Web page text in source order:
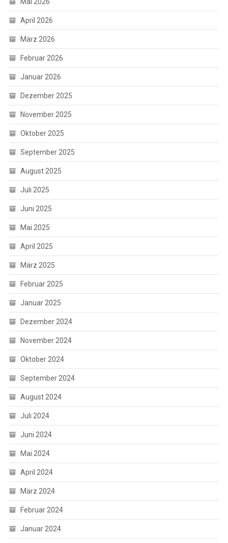
April 2026
März 2026
Februar 2026
Januar 2026
Dezember 2025
November 2025
Oktober 2025
September 2025
August 2025
Juli 2025
Juni 2025
Mai 2025
April 2025
März 2025
Februar 2025
Januar 2025
Dezember 2024
November 2024
Oktober 2024
September 2024
August 2024
Juli 2024
Juni 2024
Mai 2024
April 2024
März 2024
Februar 2024
Januar 2024